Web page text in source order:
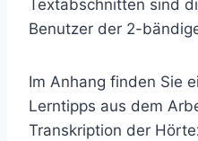
Textabschnitten sind
Benutzer der 2-
Im Anhang finden Sie
Lerntipps aus dem
Transkription der